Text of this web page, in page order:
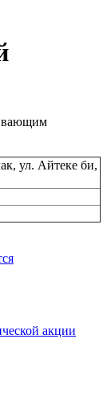
ул. Айтеке би,
акции